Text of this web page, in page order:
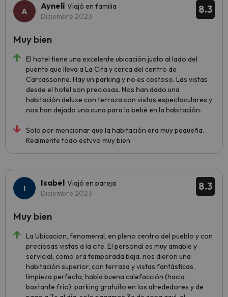
8.3
Aynelí Viajó en familia
Diciembre 2023
El hotel tiene una excelente ubicación justo al lado del
puente que lleva a La Cita y cerca del centro de
Carcassonne. Hay un parking y no es costoso. Las vistas
desde el hotel son preciosas. Nos han dado una
habitación deluxe con terraza con vistas espectaculares y
nos han dejado una cuna para la bebé en la habitación.
Solo por mencionar que la habitación era muy pequeña.
Realmente todo estuvo muy bien
Muy bien
8.3
Isabel Viajó en pareja
Diciembre 2023
La Ubicacion, fenomenal, en pleno centro del pueblo y con
preciosas vistas a la cite. El personal es muy amable y
servicial, como era temporada baja, nos dieron una
habitación superior, con terraza y vistas fantásticas,
limpieza perfecta, había buena calefacción (hacia
bastante frío), parking gratuito en los alrededores y de
Muy bien